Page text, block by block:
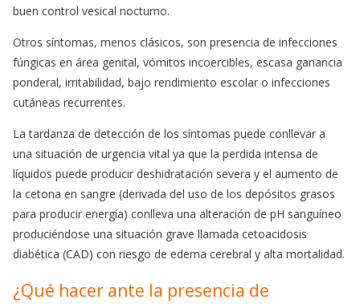
buen control vesical nocturno.
Otros síntomas, menos clásicos, son presencia de infecciones
fúngicas en área genital, vómitos incoercibles, escasa ganancia
ponderal, irritabilidad, bajo rendimiento escolar o infecciones
cutáneas recurrentes.
La tardanza de detección de los síntomas puede conllevar a
una situación de urgencia vital ya que la perdida intensa de
líquidos puede producir deshidratación severa y el aumento de
la cetona en sangre (derivada del uso de los depósitos grasos
para producir energía) conlleva una alteración de pH sanguíneo
produciéndose una situación grave llamada cetoacidosis
diabética (CAD) con riesgo de edema cerebral y alta mortalidad.
¿Qué hacer ante la presencia de